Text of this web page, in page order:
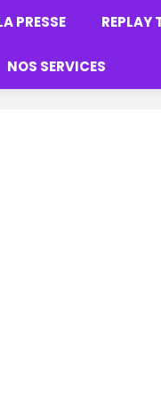
PRESSE REPLAY
NOS SERVICES